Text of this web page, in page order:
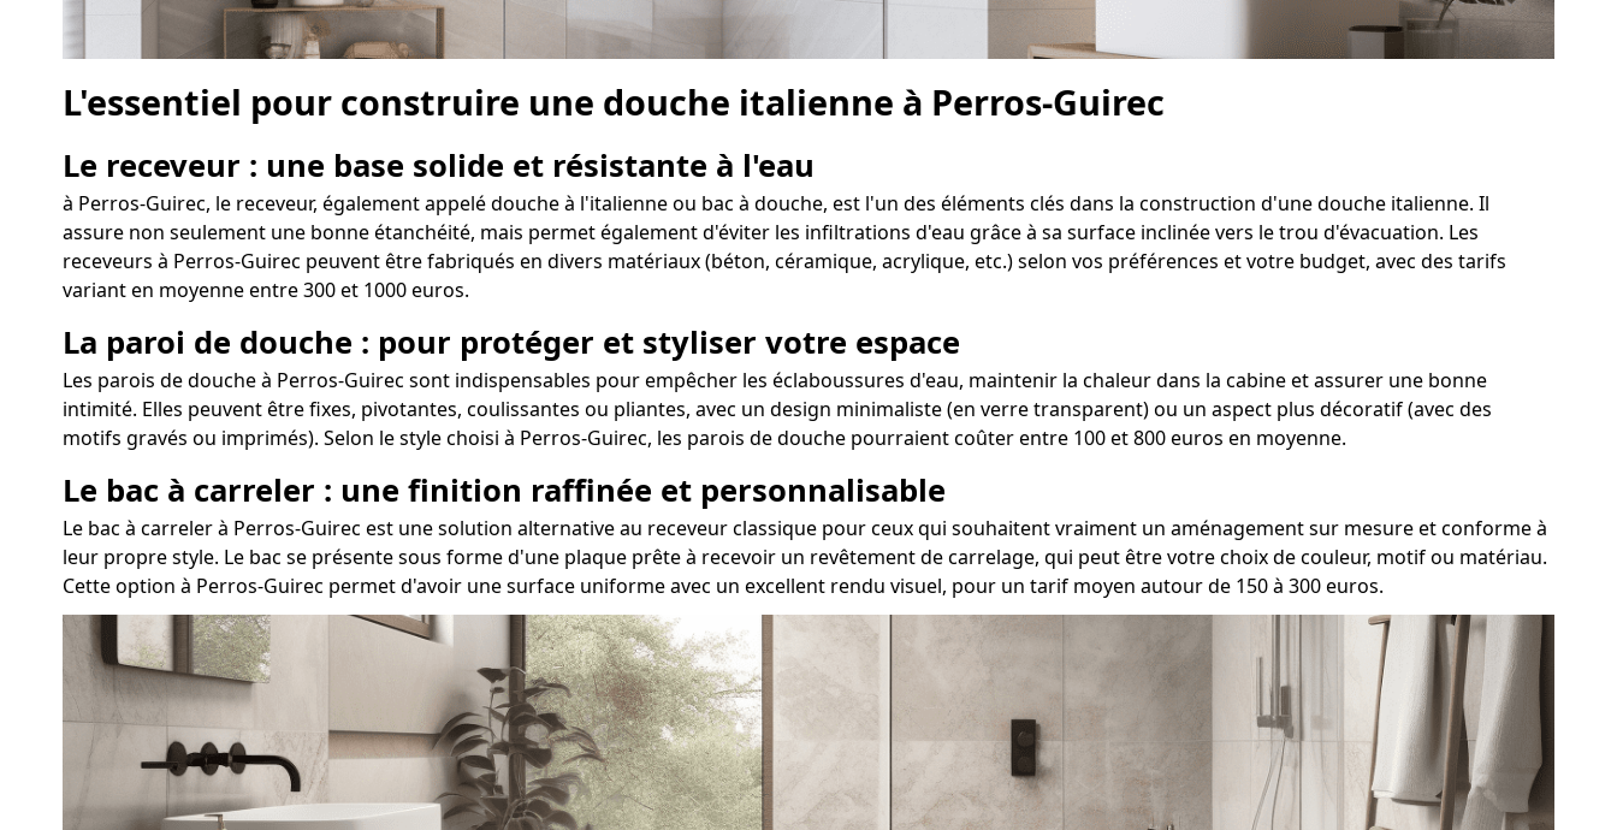
L'essentiel pour construire une douche italienne à Perros-Guirec
Le receveur : une base solide et résistante à l'eau
à Perros-Guirec, le receveur, également appelé douche à l'italienne ou bac à douche, est l'un des éléments clés dans la construction d'une douche italienne. Il
assure non seulement une bonne étanchéité, mais permet également d'éviter les infiltrations d'eau grâce à sa surface inclinée vers le trou d'évacuation. Les
receveurs à Perros-Guirec peuvent être fabriqués en divers matériaux (béton, céramique, acrylique, etc.) selon vos préférences et votre budget, avec des tarifs
variant en moyenne entre 300 et 1000 euros.
La paroi de douche : pour protéger et styliser votre espace
Les parois de douche à Perros-Guirec sont indispensables pour empêcher les éclaboussures d'eau, maintenir la chaleur dans la cabine et assurer une bonne
intimité. Elles peuvent être fixes, pivotantes, coulissantes ou pliantes, avec un design minimaliste (en verre transparent) ou un aspect plus décoratif (avec des
motifs gravés ou imprimés). Selon le style choisi à Perros-Guirec, les parois de douche pourraient coûter entre 100 et 800 euros en moyenne.
Le bac à carreler : une finition raffinée et personnalisable
Le bac à carreler à Perros-Guirec est une solution alternative au receveur classique pour ceux qui souhaitent vraiment un aménagement sur mesure et conforme à
leur propre style. Le bac se présente sous forme d'une plaque prête à recevoir un revêtement de carrelage, qui peut être votre choix de couleur, motif ou matériau.
Cette option à Perros-Guirec permet d'avoir une surface uniforme avec un excellent rendu visuel, pour un tarif moyen autour de 150 à 300 euros.